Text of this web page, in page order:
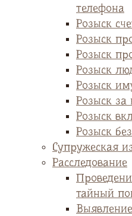
телефона
Розыск
Розыск
Розыск
Розыск
Розыск
Розыск за
Розыск
Розыск
Супружеская
Расследование
тайный